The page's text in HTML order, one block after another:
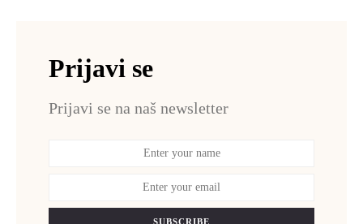
Prijavi se
Prijavi se na naš newsletter
SUBSCRIBE